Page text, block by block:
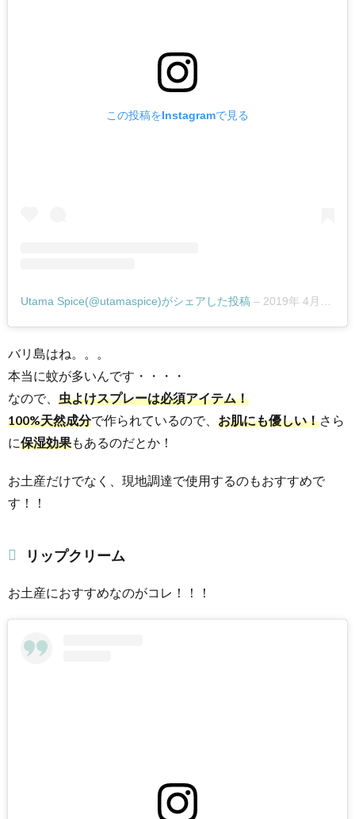
この投稿をInstagramで見る
Utama Spice(@utamaspice)がシェアした投稿 – 2019年 4月月15日午前12時24分PDT
バリ島はね。。。
本当に蚊が多いんです・・・・
なので、 虫よけスプレーは必須アイテム！
100%天然成分で作られているので、 お肌にも優しい！さら
に保湿効果もあるのだとか！
お土産だけでなく、現地調達で使用するのもおすすめで
す！！
リップクリーム
お土産におすすめなのがコレ！！！